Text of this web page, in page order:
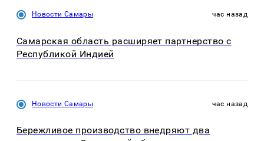
Новости Самары час назад
Самарская область расширяет партнерство с
Республикой Индией
Новости Самары час назад
Бережливое производство внедряют два